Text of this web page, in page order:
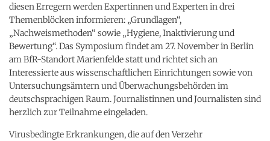
diesen Erregern werden Expertinnen und Experten in drei
Themenblöcken informieren: „Grundlagen“,
„Nachweismethoden“ sowie „Hygiene, Inaktivierung und
Bewertung“. Das Symposium findet am 27. November in Berlin
am BfR-Standort Marienfelde statt und richtet sich an
Interessierte aus wissenschaftlichen Einrichtungen sowie von
Untersuchungsämtern und Überwachungsbehörden im
deutschsprachigen Raum. Journalistinnen und Journalisten sind
herzlich zur Teilnahme eingeladen.
Virusbedingte Erkrankungen, die auf den Verzehr